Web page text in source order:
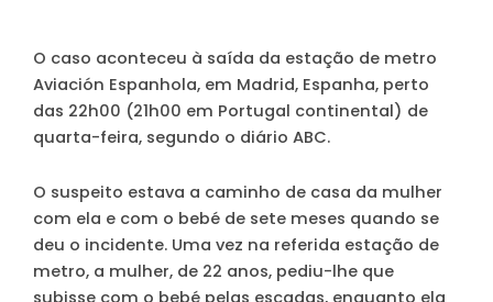
O caso aconteceu à saída da estação de metro
Aviación Espanhola, em Madrid, Espanha, perto
das 22h00 (21h00 em Portugal continental) de
quarta-feira, segundo o diário ABC.
O suspeito estava a caminho de casa da mulher
com ela e com o bebé de sete meses quando se
deu o incidente. Uma vez na referida estação de
metro, a mulher, de 22 anos, pediu-lhe que
subisse com o bebé pelas escadas, enquanto ela